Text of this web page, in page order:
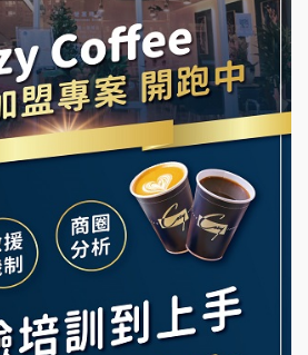
咖啡加盟說明會
明會
政櫃檯
會
加盟說明會